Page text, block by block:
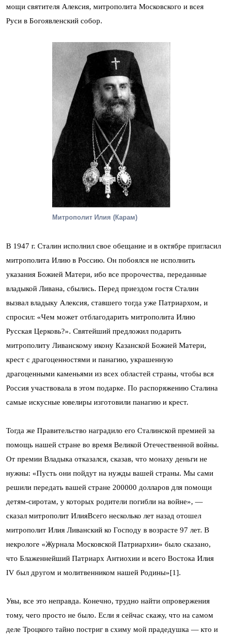
мощи святителя Алексия, митрополита Московского и всея
Руси в Богоявленский собор.
Митрополит Илия (Карам)
В 1947 г. Сталин исполнил свое обещание и в октябре пригласил
митрополита Илию в Россию. Он побоялся не исполнить
указания Божией Матери, ибо все пророчества, переданные
владыкой Ливана, сбылись. Перед приездом гостя Сталин
вызвал владыку Алексия, ставшего тогда уже Патриархом, и
спросил: «Чем может отблагодарить митрополита Илию
Русская Церковь?». Святейший предложил подарить
митрополиту Ливанскому икону Казанской Божией Матери,
крест с драгоценностями и панагию, украшенную
драгоценными каменьями из всех областей страны, чтобы вся
Россия участвовала в этом подарке. По распоряжению Сталина
самые искусные ювелиры изготовили панагию и крест.
Тогда же Правительство наградило его Сталинской премией за
помощь нашей стране во время Великой Отечественной войны.
От премии Владыка отказался, сказав, что монаху деньги не
нужны: «Пусть они пойдут на нужды вашей страны. Мы сами
решили передать вашей стране 200000 долларов для помощи
детям-сиротам, у которых родители погибли на войне», —
сказал митрополит ИлияВсего несколько лет назад отошел
митрополит Илия Ливанский ко Господу в возрасте 97 лет. В
некрологе «Журнала Московской Патриархии» было сказано,
что Блаженнейший Патриарх Антиохии и всего Востока Илия
IV был другом и молитвенником нашей Родины»[1].
Увы, все это неправда. Конечно, трудно найти опровержения
тому, чего просто не было. Если я сейчас скажу, что на самом
деле Троцкого тайно постриг в схиму мой прадедушка — кто и